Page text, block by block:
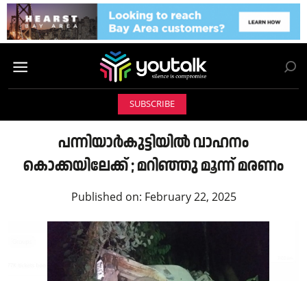
SUBSCRIBE
പന്നിയാർകുട്ടിയിൽ വാഹനം
കൊക്കയിലേക്ക് ; മറിഞ്ഞു മൂന്ന് മരണം
Published on: February 22, 2025